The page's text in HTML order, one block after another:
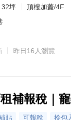
32坪
頂樓加蓋/4F
昨日16人瀏覽
補報稅｜
貼 可報稅 拎包